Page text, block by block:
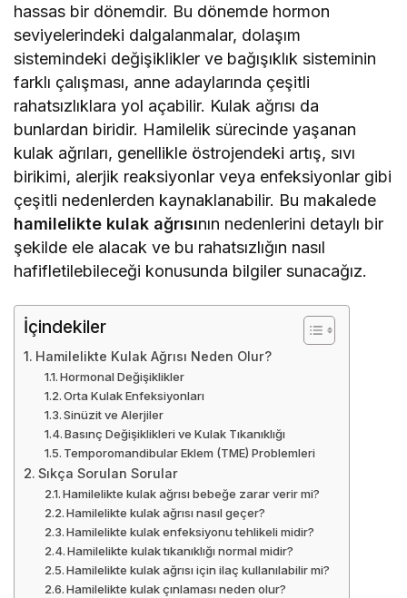
hassas bir dönemdir. Bu dönemde hormon
seviyelerindeki dalgalanmalar, dolaşım
sistemindeki değişiklikler ve bağışıklık sisteminin
farklı çalışması, anne adaylarında çeşitli
rahatsızlıklara yol açabilir. Kulak ağrısı da
bunlardan biridir. Hamilelik sürecinde yaşanan
kulak ağrıları, genellikle östrojendeki artış, sıvı
birikimi, alerjik reaksiyonlar veya enfeksiyonlar gibi
çeşitli nedenlerden kaynaklanabilir. Bu makalede
hamilelikte kulak ağrısının nedenlerini detaylı bir
şekilde ele alacak ve bu rahatsızlığın nasıl
hafifletilebileceği konusunda bilgiler sunacağız.
İçindekiler
Hamilelikte Kulak Ağrısı Neden Olur?
Hormonal Değişiklikler
Orta Kulak Enfeksiyonları
Sinüzit ve Alerjiler
Basınç Değişiklikleri ve Kulak Tıkanıklığı
Temporomandibular Eklem (TME) Problemleri
Sıkça Sorulan Sorular
Hamilelikte kulak ağrısı bebeğe zarar verir mi?
Hamilelikte kulak ağrısı nasıl geçer?
Hamilelikte kulak enfeksiyonu tehlikeli midir?
Hamilelikte kulak tıkanıklığı normal midir?
Hamilelikte kulak ağrısı için ilaç kullanılabilir mi?
Hamilelikte kulak çınlaması neden olur?